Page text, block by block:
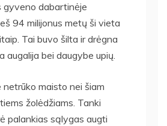
gyveno dabartinėje
94 milijonus metų ši vieta
Tai buvo šilta ir drėgna
augalija bei daugybe upių.
netrūko maisto nei šiam
žolėdžiams. Tanki
palankias sąlygas augti